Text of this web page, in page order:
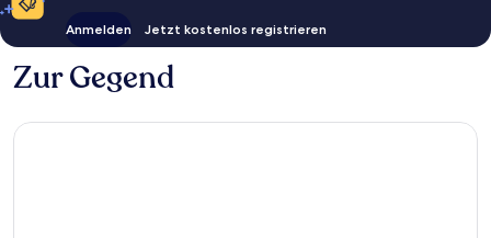
Anmelden Jetzt kostenlos registrieren
Zur Gegend